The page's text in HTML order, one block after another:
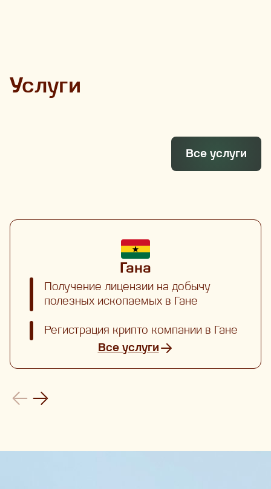
Услуги
Все услуги
Гана
Получение лицензии на добычу
полезных ископаемых в Гане
Регистрация крипто компании в Гане
Все услуги